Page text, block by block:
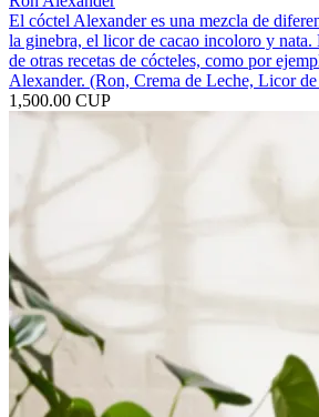
El cóctel Alexander es una mezcla de
la ginebra, el licor de cacao incoloro y nata.​
de otras recetas de cócteles, como por
Alexander. (Ron, Crema de Leche, Licor
1,500.00 CUP